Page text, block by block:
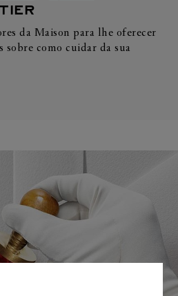
da Maison para lhe oferecer
sobre como cuidar da sua